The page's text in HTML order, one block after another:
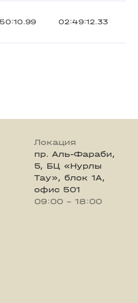
02:49:12.33
Локация
пр. Аль-Фараби,
5, БЦ «Нурлы
Тау», блок 1А,
офис 501
09:00 - 18:00